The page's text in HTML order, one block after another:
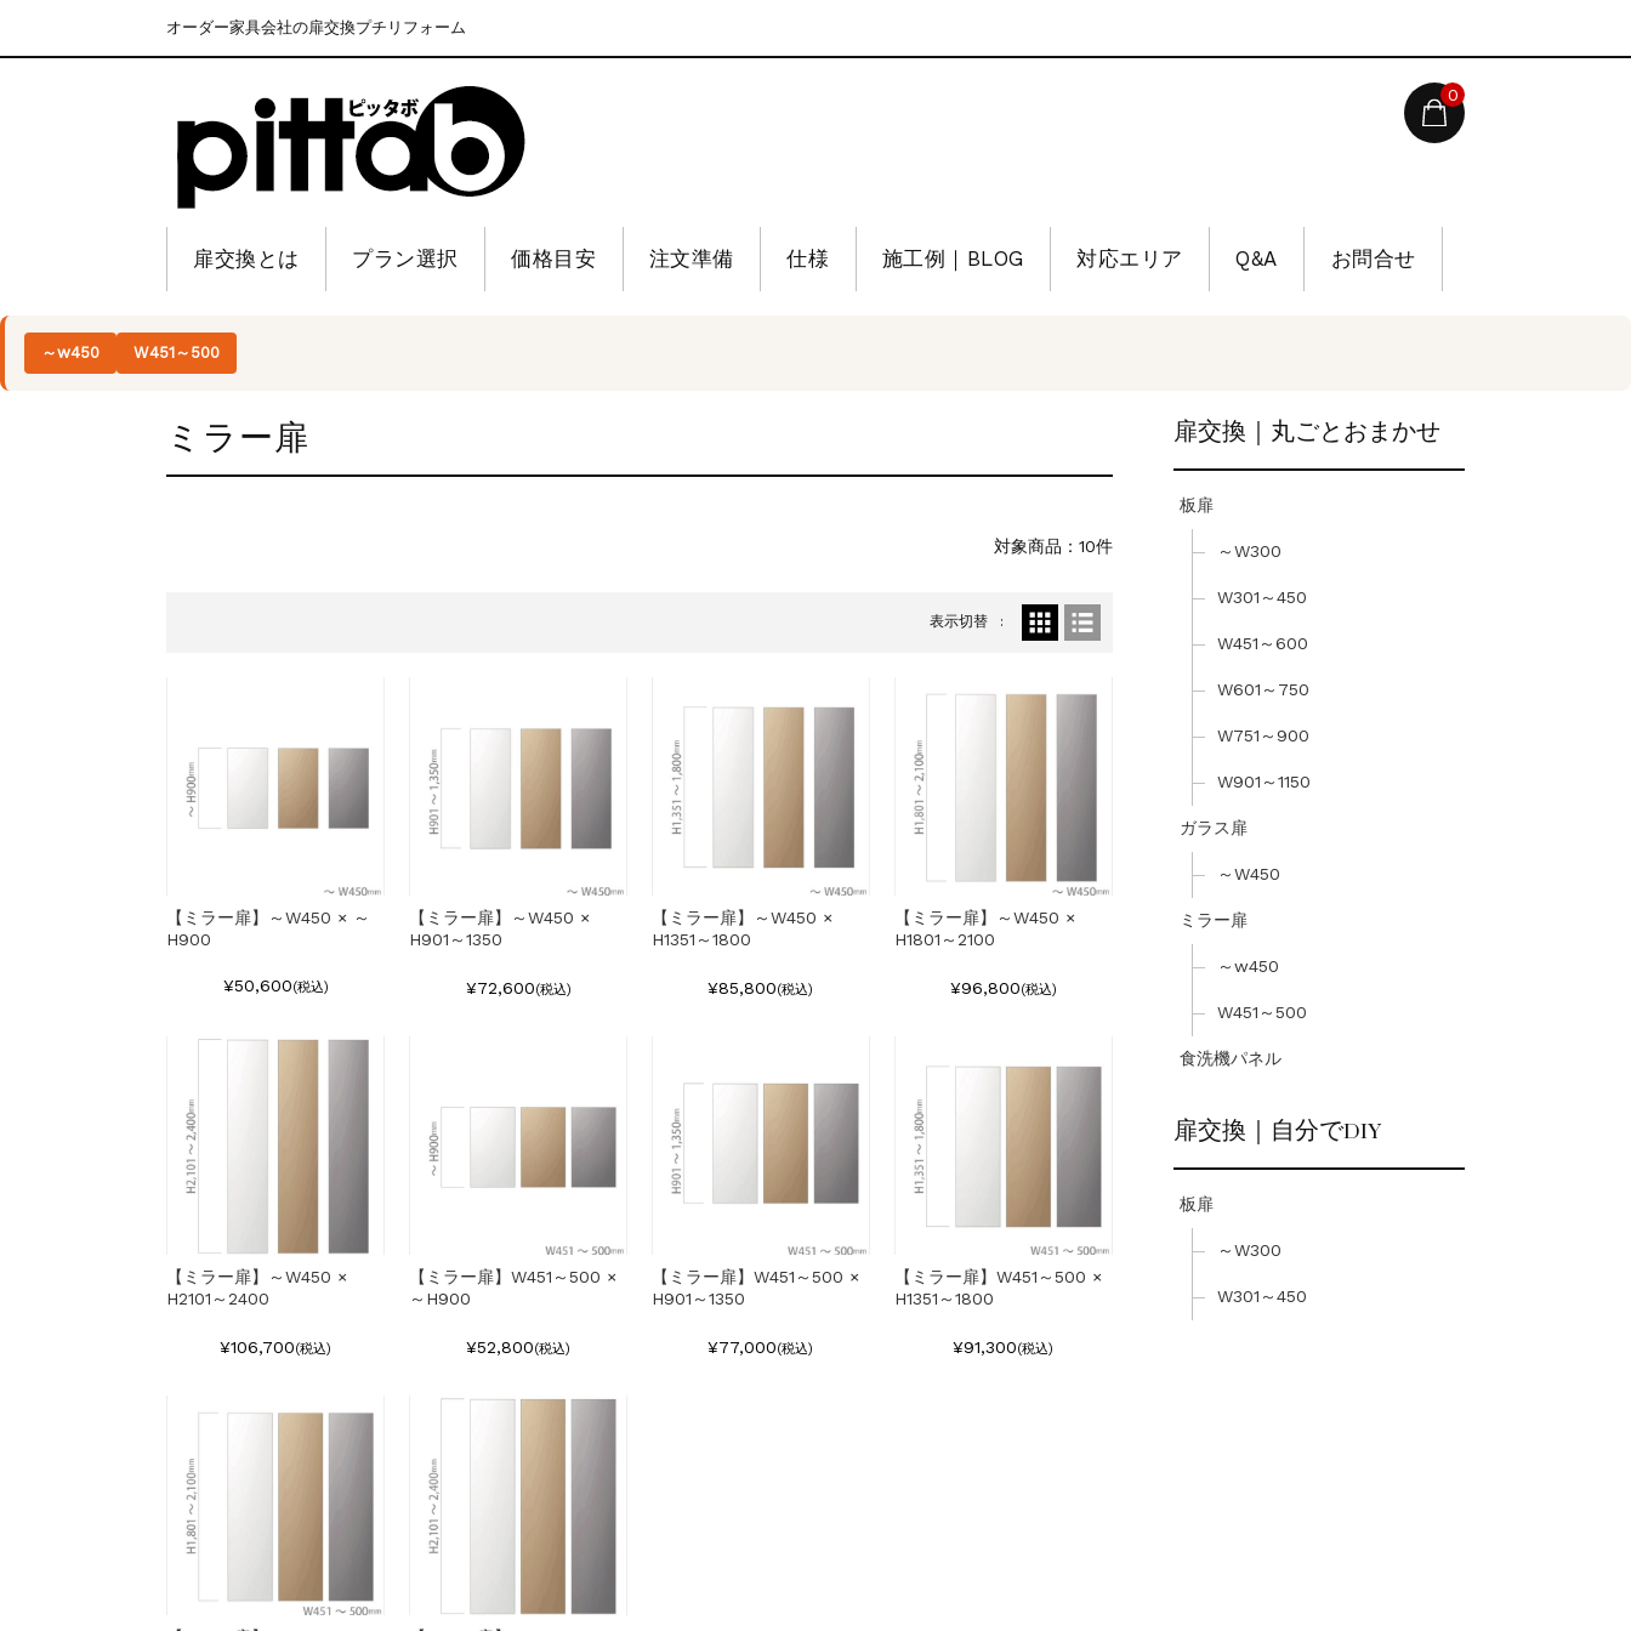
オーダー家具会社の扉交換プチリフォーム
0
扉交換とは プラン選択 価格目安 注文準備 仕様 施工例｜BLOG 対応エリア Q&A お問合せ
～w450 W451～500
ミラー扉
対象商品：10件
表示切替
【ミラー扉】～W450 × ～
H900
¥50,600(税込)
【ミラー扉】～W450 ×
H901～1350
¥72,600(税込)
【ミラー扉】～W450 ×
H1351～1800
¥85,800(税込)
【ミラー扉】～W450 ×
H1801～2100
¥96,800(税込)
【ミラー扉】～W450 ×
H2101～2400
¥106,700(税込)
【ミラー扉】W451～500 ×
～H900
¥52,800(税込)
【ミラー扉】W451～500 ×
H901～1350
¥77,000(税込)
【ミラー扉】W451～500 ×
H1351～1800
¥91,300(税込)
扉交換｜丸ごとおまかせ
板扉
～W300
W301～450
W451～600
W601～750
W751～900
W901～1150
ガラス扉
～W450
ミラー扉
～w450
W451～500
食洗機パネル
扉交換｜自分でDIY
板扉
～W300
W301～450